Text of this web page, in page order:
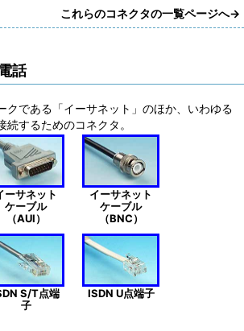
これらのコネクタの一覧ページへ→
話
クである「イーサネット」のほか、いわゆる
するためのコネクタ。
ーサネット
ケーブル
（AUI）
イーサネット
ケーブル
（BNC）
S/T点端
子
ISDN U点端子